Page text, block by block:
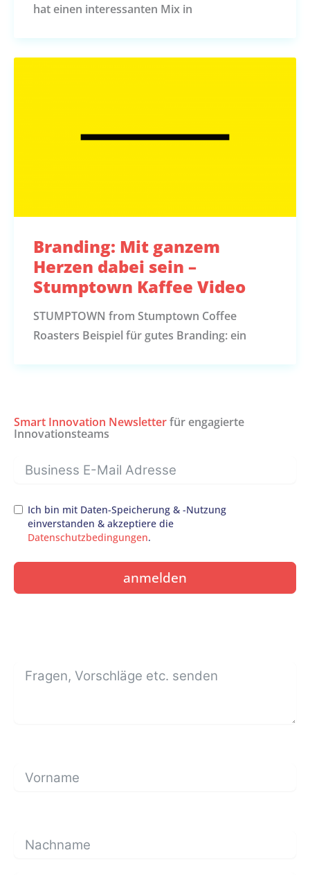
hat einen interessanten Mix in
Branding: Mit ganzem
Herzen dabei sein –
Stumptown Kaffee Video
STUMPTOWN from Stumptown Coffee
Roasters Beispiel für gutes Branding: ein
Smart Innovation Newsletterfür engagierte
Innovationsteams
Ich bin mit Daten-Speicherung & -Nutzung
einverstanden & akzeptiere die
Datenschutzbedingungen.
anmelden